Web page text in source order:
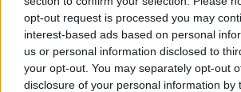
opt-out request is processed you may
interest-based ads based on personal
us or personal information disclosed to
your opt-out. You may separately opt-out
disclosure of your personal information by